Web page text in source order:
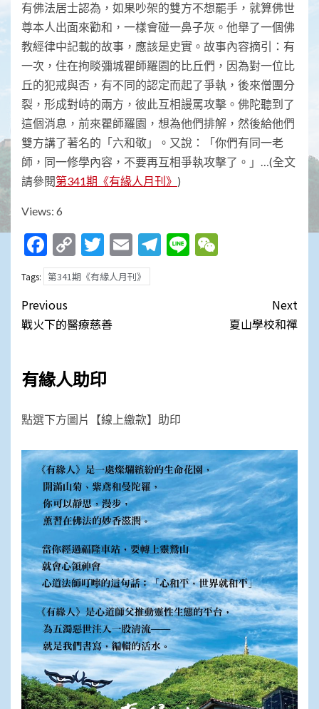
有佛法居士認為，如果吵架的雙方不想罷手，就算佛世
尊本人出面來勸和，一樣會碰一鼻子灰。他舉了一個佛
教經律中記載的故事，應該是史實。故事內容摘引：有
一次，住在拘睒彌城瞿師羅園的比丘們，因為對一位比
丘的犯戒與否，有不同的認定而起了爭執，後來僧團分
裂，形成對峙的兩方，彼此互相謾罵攻擊。佛陀聽到了
這個消息，前來瞿師羅園，想為他們排解，然後給他們
雙方講了著名的「六和敬」。又說：「你們有同一老
師，同一修學內容，不要再互相爭執攻擊了。」…(全文
請參閱第341期《有緣人月刊》 )
Views: 6
Facebook
Copy
Link
Twitter
EmailTelegram
Line
Tags: 第341期《有緣人月刊》
Post
navigation
Previous
戰火下的醫療慈善
Next
夏山學校和禪
有緣人助印
點選下方圖片【線上繳款】助印